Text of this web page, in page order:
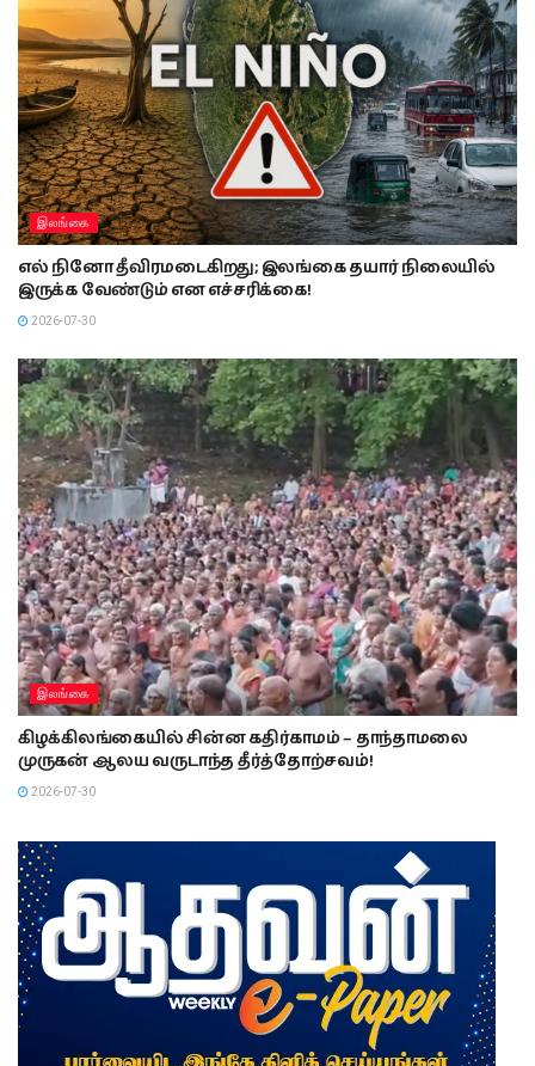
இலங்கை
எல் நினோ தீவிரமடைகிறது; இலங்கை தயார் நிலையில்
இருக்க வேண்டும் என எச்சரிக்கை!
2026-07-30
இலங்கை
கிழக்கிலங்கையில் சின்ன கதிர்காமம் – தாந்தாமலை
முருகன் ஆலய வருடாந்த தீர்த்தோற்சவம்!
2026-07-30